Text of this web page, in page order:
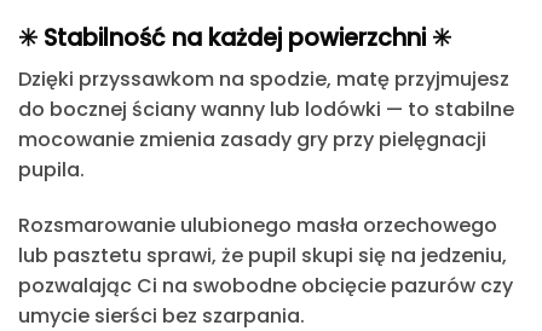
✳️ Stabilność na każdej powierzchni ✳️
Dzięki przyssawkom na spodzie, matę przyjmujesz
do bocznej ściany wanny lub lodówki — to stabilne
mocowanie zmienia zasady gry przy pielęgnacji
pupila.
Rozsmarowanie ulubionego masła orzechowego
lub pasztetu sprawi, że pupil skupi się na jedzeniu,
pozwalając Ci na swobodne obcięcie pazurów czy
umycie sierści bez szarpania.